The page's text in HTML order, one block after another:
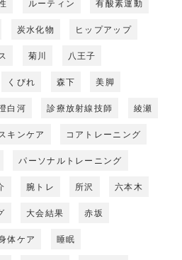
ルーティン 有酸素運動
炭水化物 ヒップアップ
菊川 八王子
くびれ 森下 美脚
白河 診療放射線技師 綾瀬
スキンケア コアトレーニング
パーソナルトレーニング
腕トレ 所沢 六本木
大会結果 赤坂
体ケア 睡眠